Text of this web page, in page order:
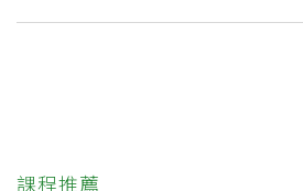
課程推薦